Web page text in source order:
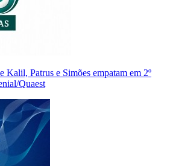
Patrus e Simões empatam em 2º
Quaest